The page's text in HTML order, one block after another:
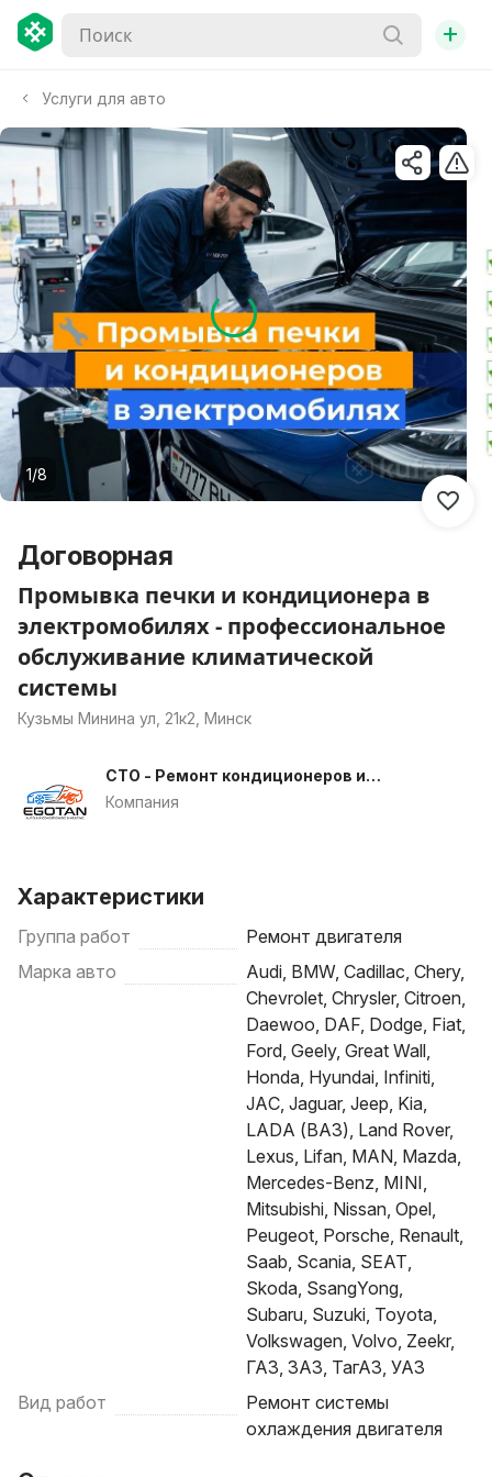
+
Услуги для авто
1/8
Договорная
Промывка печки и кондиционера в
электромобилях - профессиональное
обслуживание климатической
системы
Кузьмы Минина ул, 21к2, Минск
СТО - Ремонт кондиционеров и
печек
Компания
Характеристики
Группа работ
Ремонт двигателя
Марка авто
Audi, BMW, Cadillac, Chery,
Chevrolet, Chrysler, Citroen,
Daewoo, DAF, Dodge, Fiat,
Ford, Geely, Great Wall,
Honda, Hyundai, Infiniti,
JAC, Jaguar, Jeep, Kia,
LADA (ВАЗ), Land Rover,
Lexus, Lifan, MAN, Mazda,
Mercedes-Benz, MINI,
Mitsubishi, Nissan, Opel,
Peugeot, Porsche, Renault,
Saab, Scania, SEAT,
Skoda, SsangYong,
Subaru, Suzuki, Toyota,
Volkswagen, Volvo, Zeekr,
ГАЗ, ЗАЗ, ТагАЗ, УАЗ
Вид работ
Ремонт системы
охлаждения двигателя